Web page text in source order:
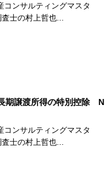
コンサルティングマスタ
士の村上哲也...
期譲渡所得の特別控除 N
コンサルティングマスタ
士の村上哲也...